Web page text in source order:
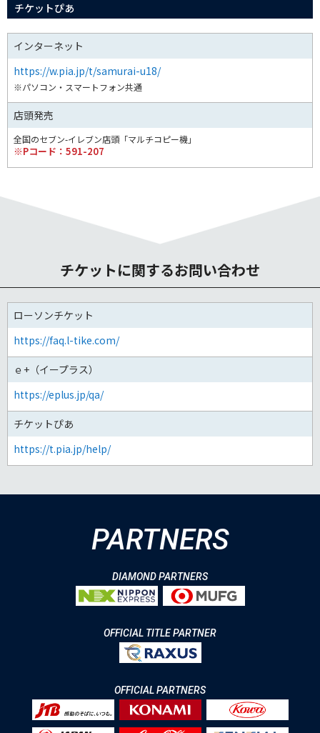
チケットぴあ
インターネット
https://w.pia.jp/t/samurai-u18/
※パソコン・スマートフォン共通
店頭発売
全国のセブン-イレブン店頭「マルチコピー機」
※Pコード：591-207
チケットに関するお問い合わせ
ローソンチケット
https://faq.l-tike.com/
ｅ+（イープラス）
https://eplus.jp/qa/
チケットぴあ
https://t.pia.jp/help/
PARTNERS
DIAMOND PARTNERS
OFFICIAL TITLE PARTNER
OFFICIAL PARTNERS